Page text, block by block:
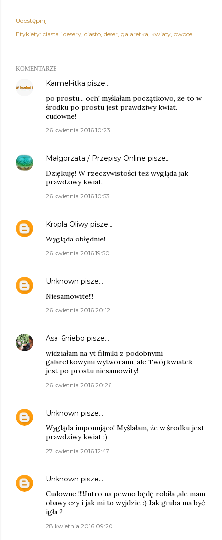
Udostępnij
Etykiety: ciasta i desery ciasto deser galaretka kwiaty owoce
KOMENTARZE
Karmel-itka pisze…
po prostu... och! myślałam początkowo, że to w
środku po prostu jest prawdziwy kwiat.
cudowne!
26 kwietnia 2016 10:23
Małgorzata / Przepisy Online pisze…
Dziękuję! W rzeczywistości też wygląda jak
prawdziwy kwiat.
26 kwietnia 2016 10:53
Kropla Oliwy pisze…
Wygląda obłędnie!
26 kwietnia 2016 19:50
Unknown pisze…
Niesamowite!!!
26 kwietnia 2016 20:12
Asa_6niebo pisze…
widziałam na yt filmiki z podobnymi
galaretkowymi wytworami, ale Twój kwiatek
jest po prostu niesamowity!
26 kwietnia 2016 20:26
Unknown pisze…
Wygląda imponująco! Myślałam, że w środku jest
prawdziwy kwiat :)
27 kwietnia 2016 12:47
Unknown pisze…
Cudowne !!!!Jutro na pewno będę robiła ,ale mam
obawy czy i jak mi to wyjdzie :) Jak gruba ma być
igła ?
28 kwietnia 2016 09:20